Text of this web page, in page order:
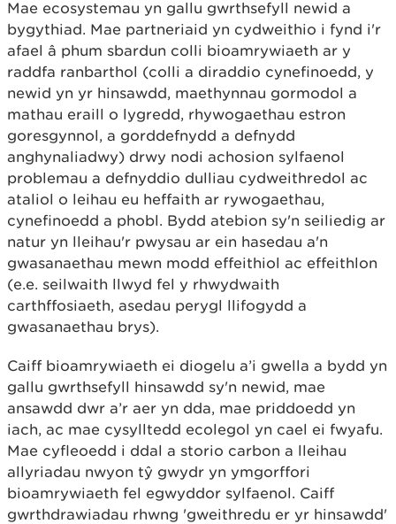
Mae ecosystemau yn gallu gwrthsefyll newid a
bygythiad. Mae partneriaid yn cydweithio i fynd i'r
afael â phum sbardun colli bioamrywiaeth ar y
raddfa ranbarthol (colli a diraddio cynefinoedd, y
newid yn yr hinsawdd, maethynnau gormodol a
mathau eraill o lygredd, rhywogaethau estron
goresgynnol, a gorddefnydd a defnydd
anghynaliadwy) drwy nodi achosion sylfaenol
problemau a defnyddio dulliau cydweithredol ac
ataliol o leihau eu heffaith ar rywogaethau,
cynefinoedd a phobl. Bydd atebion sy'n seiliedig ar
natur yn lleihau'r pwysau ar ein hasedau a'n
gwasanaethau mewn modd effeithiol ac effeithlon
(e.e. seilwaith llwyd fel y rhwydwaith
carthffosiaeth, asedau perygl llifogydd a
gwasanaethau brys).
Caiff bioamrywiaeth ei diogelu a’i gwella a bydd yn
gallu gwrthsefyll hinsawdd sy'n newid, mae
ansawdd dwr a’r aer yn dda, mae priddoedd yn
iach, ac mae cysylltedd ecolegol yn cael ei fwyafu.
Mae cyfleoedd i ddal a storio carbon a lleihau
allyriadau nwyon tŷ gwydr yn ymgorffori
bioamrywiaeth fel egwyddor sylfaenol. Caiff
gwrthdrawiadau rhwng 'gweithredu er yr hinsawdd'